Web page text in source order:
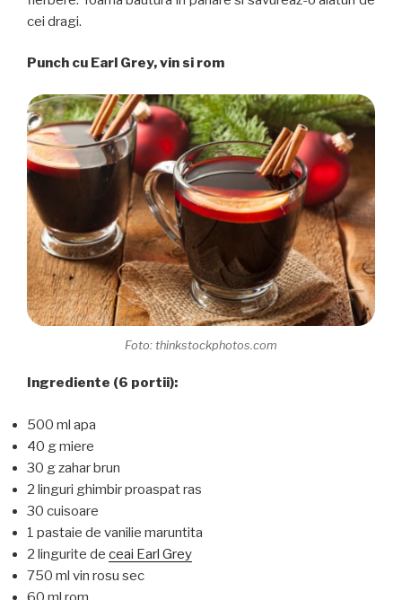
cei dragi.
Punch cu Earl Grey, vin si rom
Foto: thinkstockphotos.com
Ingrediente (6 portii):
500 ml apa
40 g miere
30 g zahar brun
2 linguri ghimbir proaspat ras
30 cuisoare
1 pastaie de vanilie maruntita
2 lingurite de ceai Earl Grey
750 ml vin rosu sec